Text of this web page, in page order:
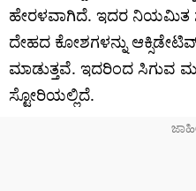
ಹೇರಳವಾಗಿದೆ. ಇದರ ನಿಯಮಿತ
ದೇಹದ ಕೋಶಗಳನ್ನು
ಮಾಡುತ್ತವೆ. ಇದರಿಂದ ಸಿಗುವ
ಸ್ಟೋರಿಯಲ್ಲಿದೆ.